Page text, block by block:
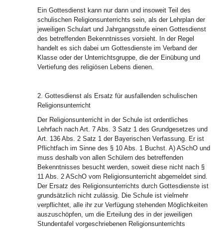
Ein Gottesdienst kann nur dann und insoweit Teil des
schulischen Religionsunterrichts sein, als der Lehrplan der
jeweiligen Schulart und Jahrgangsstufe einen Gottesdienst
des betreffenden Bekenntnisses vorsieht. In der Regel
handelt es sich dabei um Gottesdienste im Verband der
Klasse oder der Unterrichtsgruppe, die der Einübung und
Vertiefung des religiösen Lebens dienen.
2. Gottesdienst als Ersatz für ausfallenden schulischen
Religionsunterricht
Der Religionsunterricht in der Schule ist ordentliches
Lehrfach nach Art. 7 Abs. 3 Satz 1 des Grundgesetzes und
Art. 136 Abs. 2 Satz 1 der Bayerischen Verfassung. Er ist
Pflichtfach im Sinne des § 10 Abs. 1 Buchst. A) ASchO und
muss deshalb von allen Schülern des betreffenden
Bekenntnisses besucht werden, soweit diese nicht nach §
11 Abs. 2 ASchO vom Religionsunterricht abgemeldet sind.
Der Ersatz des Religionsunterrichts durch Gottesdienste ist
grundsätzlich nicht zulässig. Die Schule ist vielmehr
verpflichtet, alle ihr zur Verfügung stehenden Möglichkeiten
auszuschöpfen, um die Erteilung des in der jeweiligen
Stundentafel vorgeschriebenen Religionsunterrichts